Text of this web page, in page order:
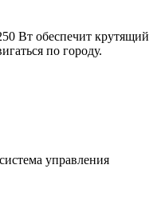
Вт обеспечит крутящий
по городу.
управления